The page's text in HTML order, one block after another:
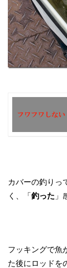
カバーの釣りっ
く、「釣った 」
フッキングで魚
た後にロッドを